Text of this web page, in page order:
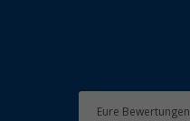
Eure Bewertungen